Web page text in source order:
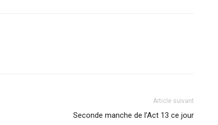
Article suivant
Seconde manche de l’Act 13 ce jour